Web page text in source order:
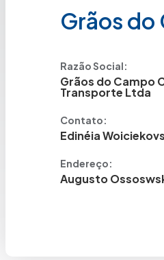
Grãos do
Razão Social:
Grãos do Campo
Transporte Ltda
Contato:
Edinéia
Endereço:
Augusto